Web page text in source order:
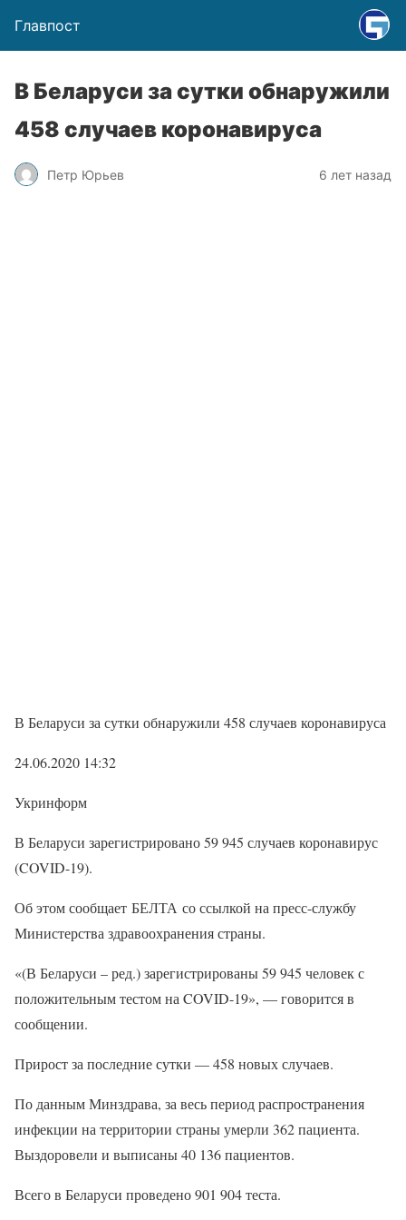
Главпост
В Беларуси за сутки обнаружили
458 случаев коронавируса
Петр Юрьев 6 лет назад
В Беларуси за сутки обнаружили 458 случаев коронавируса
24.06.2020 14:32
Укринформ
В Беларуси зарегистрировано 59 945 случаев коронавирус
(COVID-19).
Об этом сообщает БЕЛТА со ссылкой на пресс-службу
Министерства здравоохранения страны.
«(В Беларуси – ред.) зарегистрированы 59 945 человек с
положительным тестом на COVID-19», — говорится в
сообщении.
Прирост за последние сутки — 458 новых случаев.
По данным Минздрава, за весь период распространения
инфекции на территории страны умерли 362 пациента.
Выздоровели и выписаны 40 136 пациентов.
Всего в Беларуси проведено 901 904 теста.